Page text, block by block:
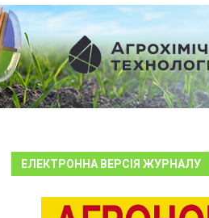
ЕЛЕКТРОННА ВЕРСІЯ ЖУРНАЛУ